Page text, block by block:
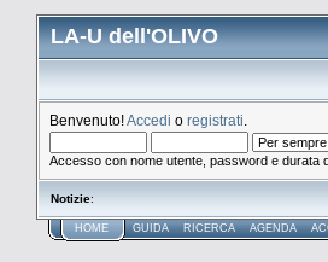
LA-U dell'OLIVO
Benvenuto!Accedi o registrati
Accesso con nome utente, password e durata
Notizie:
HOME GUIDA RICERCA AGENDA